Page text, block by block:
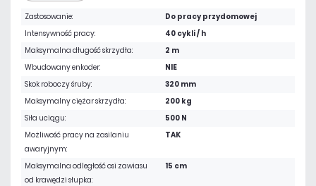
Zastosowanie:
Do pracy przydomowej
Intensywność pracy:
40 cykli / h
Maksymalna długość skrzydła:
2 m
Wbudowany enkoder:
NIE
Skok roboczy śruby:
320 mm
Maksymalny ciężar skrzydła:
200 kg
Siła uciągu:
500 N
Możliwość pracy na zasilaniu
awaryjnym:
TAK
Maksymalna odległość osi zawiasu
od krawędzi słupka:
15 cm